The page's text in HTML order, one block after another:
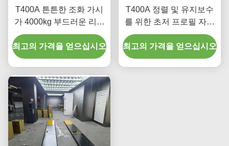
T400A 튼튼한 조화 가시
가 4000kg 부드러운 리프
팅
최고의 가격을 얻으십시오
T400A 정렬 및 유지보수
를 위한 초저 프로필 자동
차 리프팅 장비
최고의 가격을 얻으십시오